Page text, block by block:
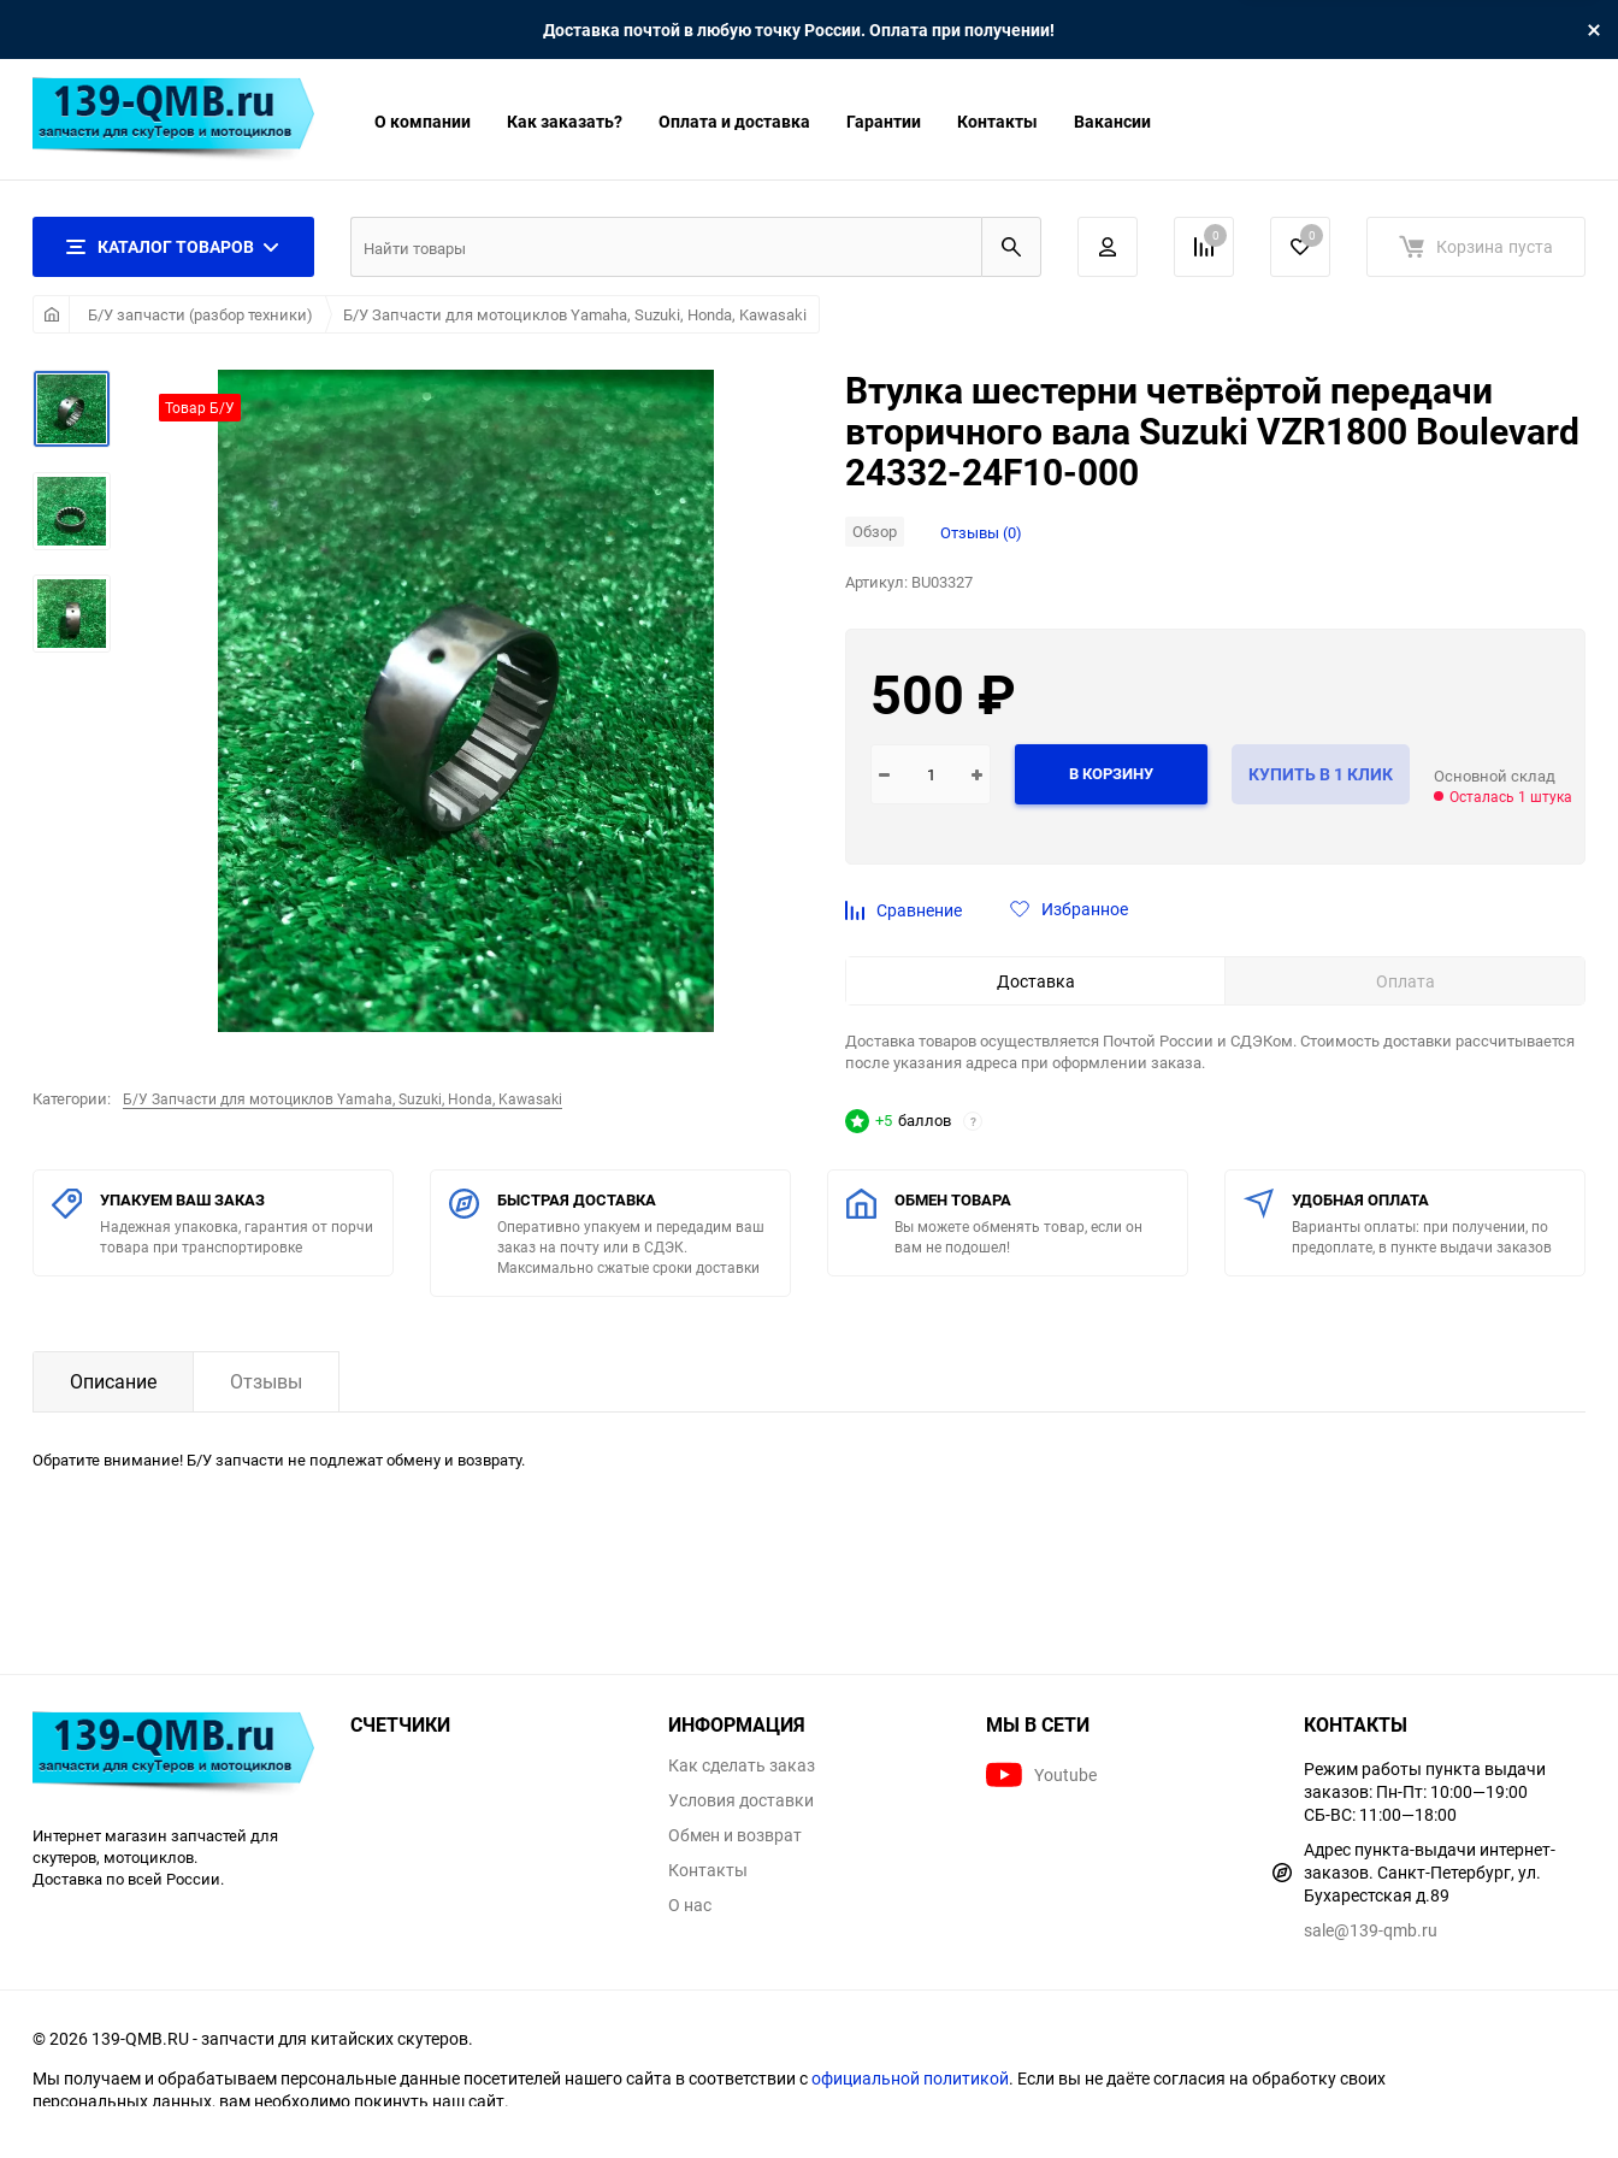
Доставка почтой в любую точку России. Оплата при получении!
О компании Как заказать? Оплата и доставка Гарантии Контакты Вакансии
КАТАЛОГ ТОВАРОВ 0 0 Корзина пуста
Б/У запчасти (разбор техники) Б/У Запчасти для мотоциклов Yamaha, Suzuki, Honda, Kawasaki
Товар Б/У
Категории: Б/У Запчасти для мотоциклов Yamaha, Suzuki, Honda, Kawasaki
Втулка шестерни четвёртой передачи
вторичного вала Suzuki VZR1800 Boulevard
24332-24F10-000
Обзор Отзывы (0)
Артикул: BU03327
500 ₽
В КОРЗИНУ КУПИТЬ В 1 КЛИК Основной склад
Осталась 1 штука
Сравнение Избранное
Доставка Оплата
Доставка товаров осуществляется Почтой России и СДЭКом. Стоимость доставки рассчитывается
после указания адреса при оформлении заказа.
+5 баллов ?
УПАКУЕМ ВАШ ЗАКАЗ
Надежная упаковка, гарантия от порчи
товара при транспортировке
БЫСТРАЯ ДОСТАВКА
Оперативно упакуем и передадим ваш
заказ на почту или в СДЭК.
Максимально сжатые сроки доставки
ОБМЕН ТОВАРА
Вы можете обменять товар, если он
вам не подошел!
УДОБНАЯ ОПЛАТА
Варианты оплаты: при получении, по
предоплате, в пункте выдачи заказов
Описание Отзывы
Обратите внимание! Б/У запчасти не подлежат обмену и возврату.
Интернет магазин запчастей для
скутеров, мотоциклов.
Доставка по всей России.
СЧЕТЧИКИ ИНФОРМАЦИЯ
Как сделать заказ
Условия доставки
Обмен и возврат
Контакты
О нас
МЫ В СЕТИ
Youtube
КОНТАКТЫ
Режим работы пункта выдачи
заказов: Пн-Пт: 10:00—19:00
СБ-ВС: 11:00—18:00
Адрес пункта-выдачи интернет-
заказов. Санкт-Петербург, ул.
Бухарестская д.89
sale@139-qmb.ru
© 2026 139-QMB.RU - запчасти для китайских скутеров.
Мы получаем и обрабатываем персональные данные посетителей нашего сайта в соответствии софициальной политикой. Если вы не даёте согласия на обработку своих
персональных данных, вам необходимо покинуть наш сайт.